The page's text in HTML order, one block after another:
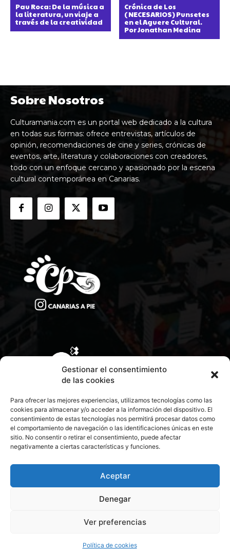
Gestionar el consentimiento
de las cookies
Para ofrecer las mejores experiencias, utilizamos tecnologías como las
cookies para almacenar y/o acceder a la información del dispositivo. El
consentimiento de estas tecnologías nos permitirá procesar datos como
el comportamiento de navegación o las identificaciones únicas en este
sitio. No consentir o retirar el consentimiento, puede afectar
negativamente a ciertas características y funciones.
Aceptar
Denegar
Ver preferencias
Política de cookies
Pau Roca: De la música a
la literatura, un viaje a
través de la creatividad
Crónica de Los
(NECESARIOS) Punsetes
en el Aguere Cultural.
Por Jonathan Medina
Sobre Nosotros
Culturamania.com es un portal web dedicado a la cultura
en todas sus formas: ofrece entrevistas, artículos de
opinión, recomendaciones de cine y series, crónicas de
eventos, arte, literatura y colaboraciones con creadores,
todo con un enfoque cercano y apasionado por la escena
cultural contemporánea en Canarias.
CONTACTA CON NOSOTROS
© 2026 Todos los derechos reservados. Culturamanía